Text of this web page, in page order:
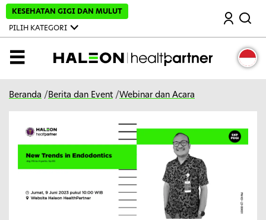
k
KESEHATAN GIGI DAN MULUT
PILIH KATEGORI
Mencari
MENU
Beranda / Berita dan Event /Webinar dan Acara